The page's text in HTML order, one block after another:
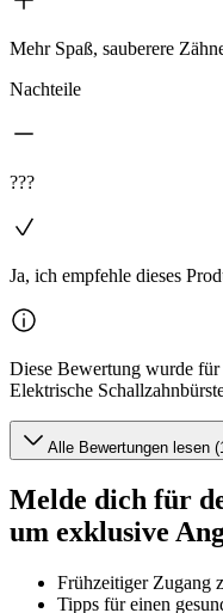
Mehr Spaß, sauberere
Nachteile
???
Ja, ich empfehle dieses
Diese Bewertung wurde
Elektrische
Alle Bewertungen lesen
Melde dich für
um exklusive
Frühzeitiger Zugang
Tipps für einen